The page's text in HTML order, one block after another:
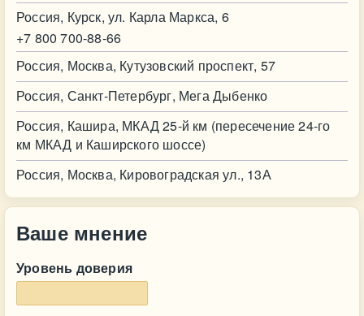
Россия, Курск, ул. Карла Маркса, 6
+7 800 700-88-66
Россия, Москва, Кутузовский проспект, 57
Россия, Санкт-Петербург, Мега Дыбенко
Россия, Кашира, МКАД 25-й км (пересечение 24-го
км МКАД и Каширского шоссе)
Россия, Москва, Кировоградская ул., 13А
Ваше мнение
Уровень доверия